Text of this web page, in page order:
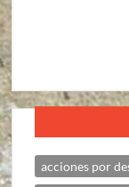
acciones por